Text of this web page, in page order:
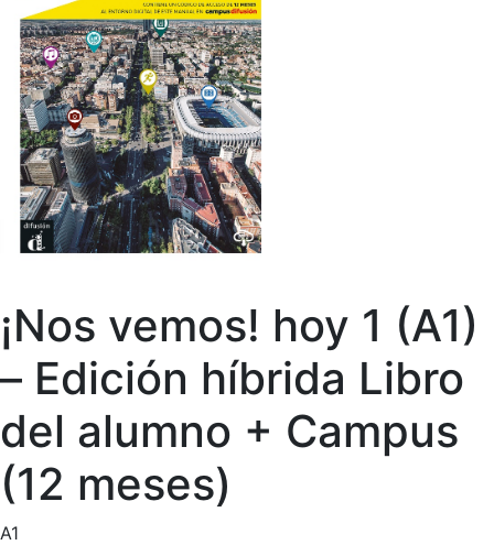
¡Nos vemos! hoy 1 (A1)
– Edición híbrida Libro
del alumno + Campus
(12 meses)
A1